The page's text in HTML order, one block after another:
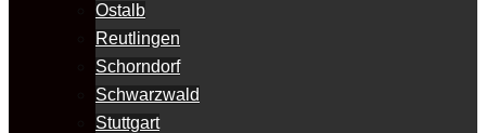
Ostalb
Reutlingen
Schorndorf
Schwarzwald
Stuttgart